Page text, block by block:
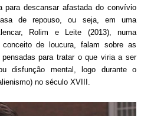
descansar afastada do convívio
de repouso, ou seja, em uma
Rolim e Leite (2013), numa
de loucura, falam sobre as
para tratar o que viria a ser
disfunção mental, logo durante o
no século XVIII.